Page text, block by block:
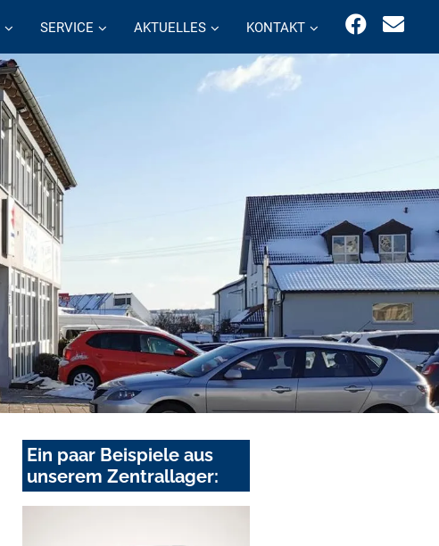
SERVICE AKTUELLES KONTAKT
Ein paar Beispiele aus
unserem Zentrallager: